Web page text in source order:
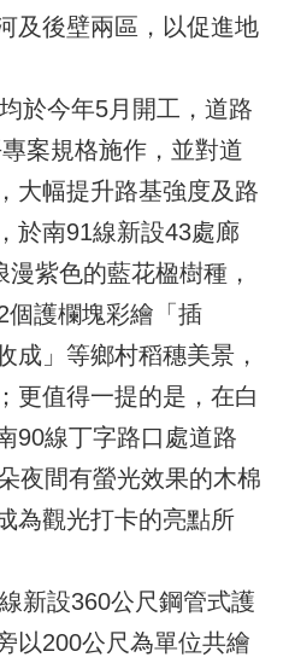
及後壁兩區，以促進地
於今年5月開工，道路
案規格施作，並對道
大幅提升路基強度及路
於南91線新設43處廊
紫色的藍花楹樹種，
個護欄塊彩繪「插
成」等鄉村稻穗美景，
更值得一提的是，在白
90線丁字路口處道路
夜間有螢光效果的木棉
為觀光打卡的亮點所
新設360公尺鋼管式護
以200公尺為單位共繪